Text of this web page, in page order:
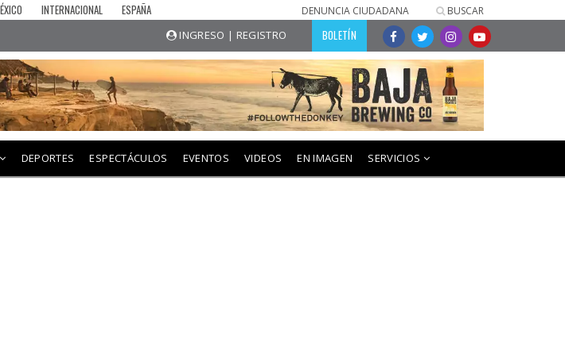
INTERNACIONAL ESPAÑA DENUNCIA CIUDADANA BUSCAR
INGRESO | REGISTRO BOLETÍN
DEPORTES ESPECTÁCULOS EVENTOS VIDEOS EN IMAGEN SERVICIOS